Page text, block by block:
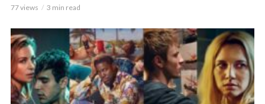
77 views 3 min read